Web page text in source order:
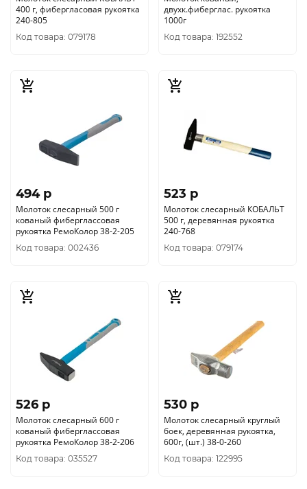
400 г, фибергласовая рукоятка
240-805
Код товара: 079178
двухк.фиберглас. рукоятка
1000г
Код товара: 192552
494 p
Молоток слесарный 500 г
кованый фиберглассовая
рукоятка РемоКолор 38-2-205
Код товара: 002436
523 p
Молоток слесарный КОБАЛЬТ
500 г, деревянная рукоятка
240-768
Код товара: 079174
526 p
Молоток слесарный 600 г
кованый фиберглассовая
рукоятка РемоКолор 38-2-206
Код товара: 035527
530 p
Молоток слесарный круглый
боек, деревянная рукоятка,
600г, (шт.) 38-0-260
Код товара: 122995